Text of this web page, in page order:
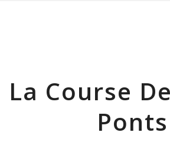
La Course
Ponts